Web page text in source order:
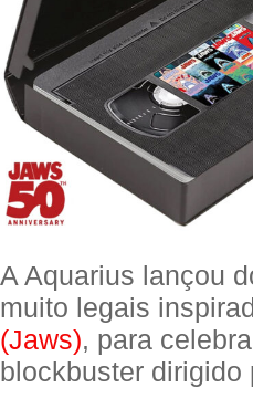
A Aquarius lançou
muito legais
(Jaws), para
blockbuster dirigido